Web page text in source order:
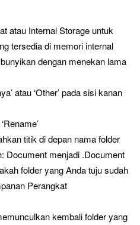
atau Internal Storage untuk
tersedia di memori internal
dengan menekan lama
atau ‘Other’ pada sisi kanan
titik di depan nama folder
Document menjadi .Document
folder yang Anda tuju sudah
Perangkat
kembali folder yang